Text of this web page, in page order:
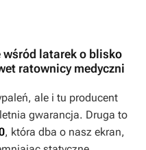
wśród latarek o blisko
ratownicy medyczni
ale i tu producent
gwarancja. Druga to
, która dba o nasz ekran,